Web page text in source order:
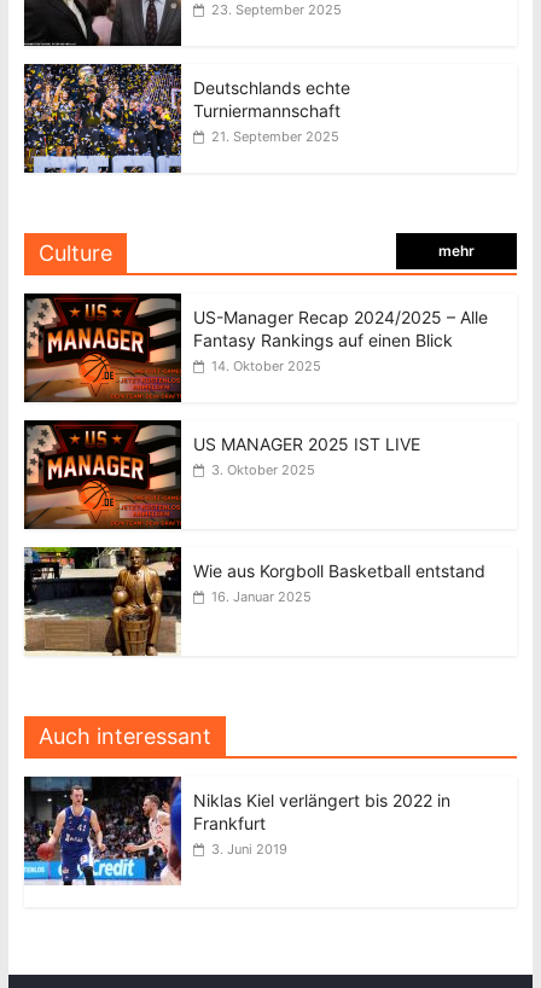
23. September 2025
Deutschlands echte
Turniermannschaft
21. September 2025
Culture mehr
US-Manager Recap 2024/2025 – Alle
Fantasy Rankings auf einen Blick
14. Oktober 2025
US MANAGER 2025 IST LIVE
3. Oktober 2025
Wie aus Korgboll Basketball entstand
16. Januar 2025
Auch interessant
Niklas Kiel verlängert bis 2022 in
Frankfurt
3. Juni 2019